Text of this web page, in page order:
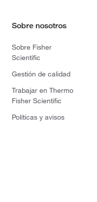
Sobre nosotros
Sobre Fisher
Scientific
Gestión de calidad
Trabajar en Thermo
Fisher Scientific
Políticas y avisos